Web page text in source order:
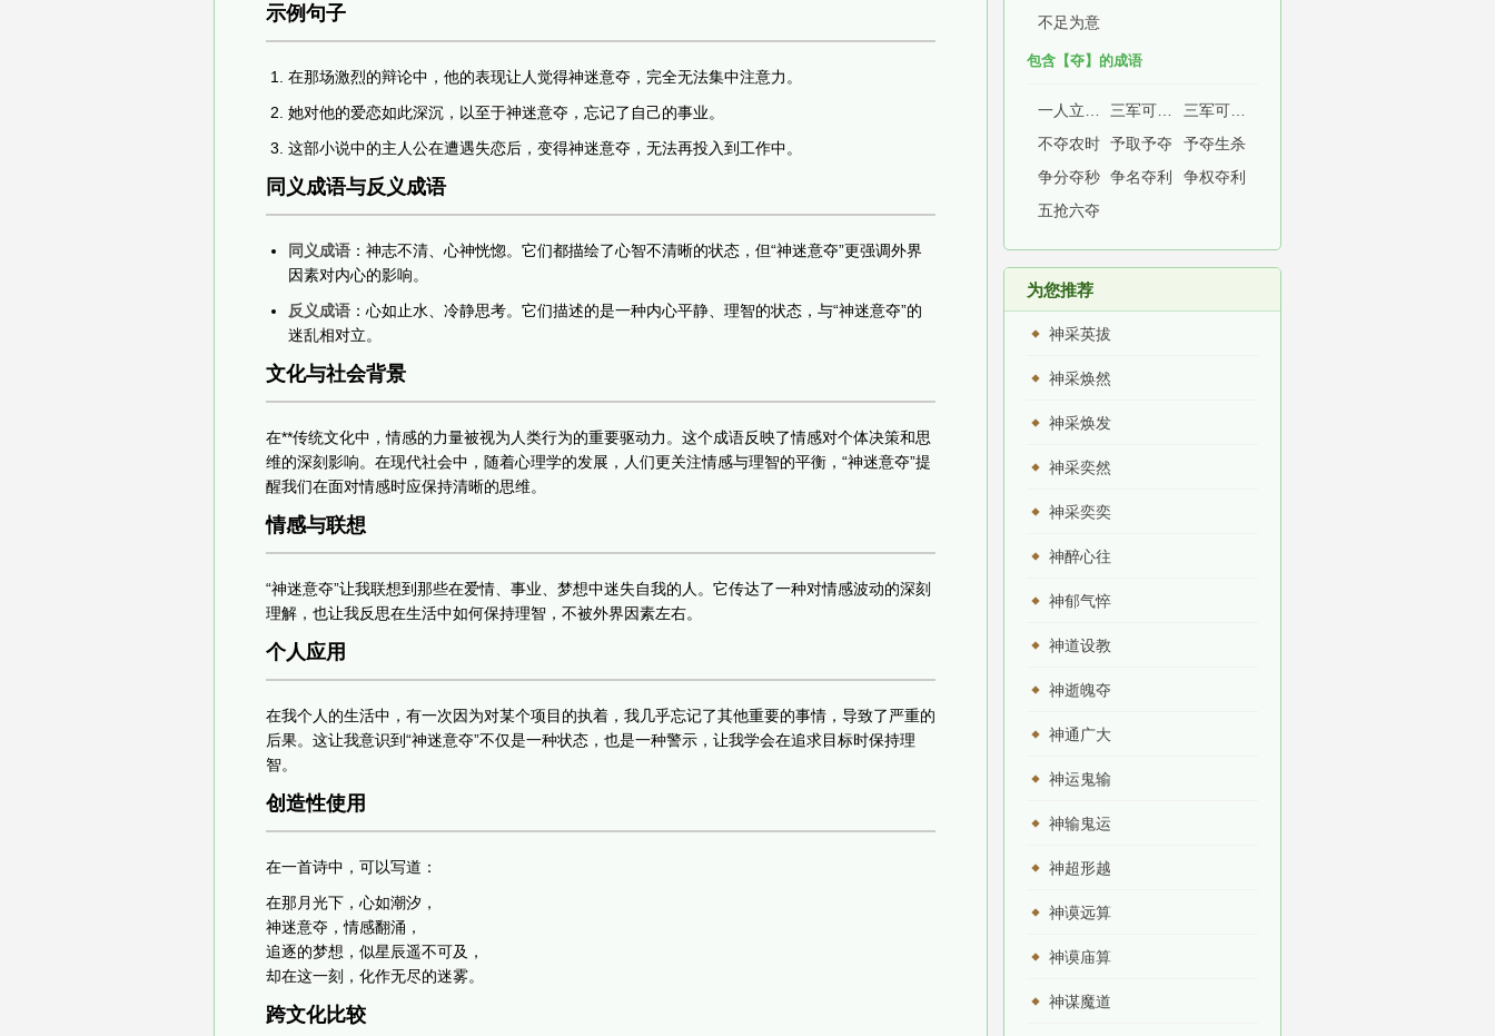
示例句子
在那场激烈的辩论中，他的表现让人觉得神迷意夺，完全无法集中注意力。
她对他的爱恋如此深沉，以至于神迷意夺，忘记了自己的事业。
这部小说中的主人公在遭遇失恋后，变得神迷意夺，无法再投入到工作中。
同义成语与反义成语
同义成语 ：神志不清、心神恍惚。它们都描绘了心智不清晰的状态，但“神迷意夺”更强调外界
因素对内心的影响。
反义成语 ：心如止水、冷静思考。它们描述的是一种内心平静、理智的状态，与“神迷意夺”的
迷乱相对立。
文化与社会背景
在**传统文化中，情感的力量被视为人类行为的重要驱动力。这个成语反映了情感对个体决策和思
维的深刻影响。在现代社会中，随着心理学的发展，人们更关注情感与理智的平衡，“神迷意夺”提
醒我们在面对情感时应保持清晰的思维。
情感与联想
“神迷意夺”让我联想到那些在爱情、事业、梦想中迷失自我的人。它传达了一种对情感波动的深刻
理解，也让我反思在生活中如何保持理智，不被外界因素左右。
个人应用
在我个人的生活中，有一次因为对某个项目的执着，我几乎忘记了其他重要的事情，导致了严重的
后果。这让我意识到“神迷意夺”不仅是一种状态，也是一种警示，让我学会在追求目标时保持理
智。
创造性使用
在一首诗中，可以写道：
在那月光下，心如潮汐，
神迷意夺，情感翻涌，
追逐的梦想，似星辰遥不可及，
却在这一刻，化作无尽的迷雾。
跨文化比较
不足为意
包含【夺】的成语
三军可夺气，将军可夺心
不夺农时 予取予夺
予夺生杀
争分夺秒 争名夺利
争权夺利
五抢六夺
为您推荐
神采英拔
神采焕然
神采焕发
神采奕然
神采奕奕
神醉心往
神郁气悴
神道设教
神逝魄夺
神通广大
神运鬼输
神输鬼运
神超形越
神谟远算
神谟庙算
神谋魔道